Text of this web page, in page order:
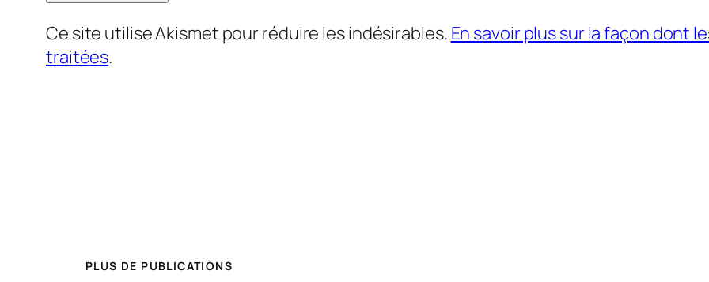
Ce site utilise Akismet pour réduire les indésirables. En savoir plus sur la façon dont
traitées.
PLUS DE PUBLICATIONS